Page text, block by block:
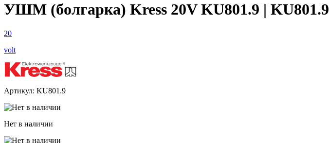
УШМ (болгарка) Kress 20V KU801.9 | KU801.9
20
volt
Артикул: KU801.9
Нет в наличии